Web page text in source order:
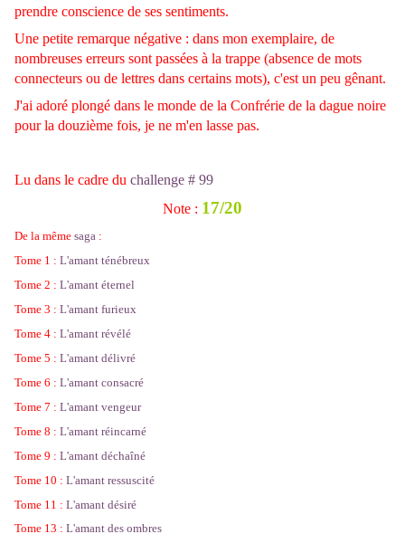
prendre conscience de ses sentiments.
Une petite remarque négative : dans mon exemplaire, de
nombreuses erreurs sont passées à la trappe (absence de mots
connecteurs ou de lettres dans certains mots), c'est un peu gênant.
J'ai adoré plongé dans le monde de la Confrérie de la dague noire
pour la douzième fois, je ne m'en lasse pas.
Lu dans le cadre du challenge # 99
Note : 17/20
De la même saga :
Tome 1 : L'amant ténébreux
Tome 2 : L'amant éternel
Tome 3 : L'amant furieux
Tome 4 : L'amant révélé
Tome 5 : L'amant délivré
Tome 6 : L'amant consacré
Tome 7 : L'amant vengeur
Tome 8 : L'amant réincarné
Tome 9 : L'amant déchaîné
Tome 10 : L'amant ressuscité
Tome 11 : L'amant désiré
Tome 13 : L'amant des ombres